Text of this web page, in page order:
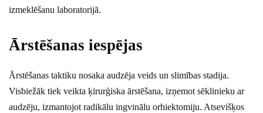
izmeklēšanu laboratorijā.
Ārstēšanas iespējas
Ārstēšanas taktiku nosaka audzēja veids un slimības stadija.
Visbiežāk tiek veikta ķirurģiska ārstēšana, izņemot sēklinieku ar
audzēju, izmantojot radikālu ingvinālu orhiektomiju. Atsevišķos